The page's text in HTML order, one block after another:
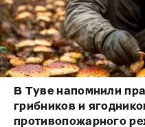
В Туве напомнили
грибников и
противопожарного